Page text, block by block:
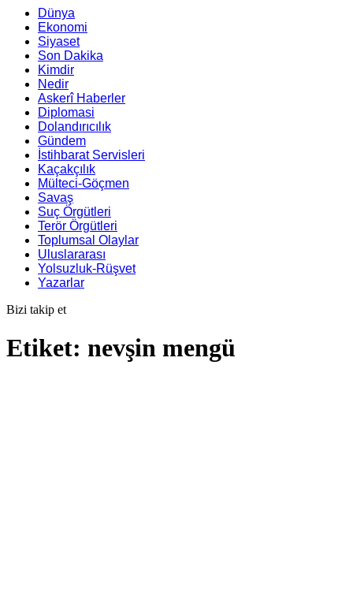
Dünya
Ekonomi
Siyaset
Son Dakika
Kimdir
Nedir
Askerî Haberler
Diplomasi
Dolandırıcılık
Gündem
İstihbarat Servisleri
Kaçakçılık
Mülteci-Göçmen
Savaş
Suç Örgütleri
Terör Örgütleri
Toplumsal Olaylar
Uluslararası
Yolsuzluk-Rüşvet
Yazarlar
Bizi takip et
Etiket: nevşin mengü